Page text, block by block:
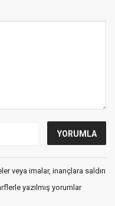
veya imalar, inançlara saldırı
yazılmış yorumlar